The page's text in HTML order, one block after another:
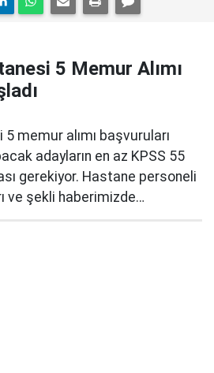
5 Memur Alımı
memur alımı başvuruları
adayların en az KPSS 55
gerekiyor. Hastane personeli
ve şekli haberimizde…